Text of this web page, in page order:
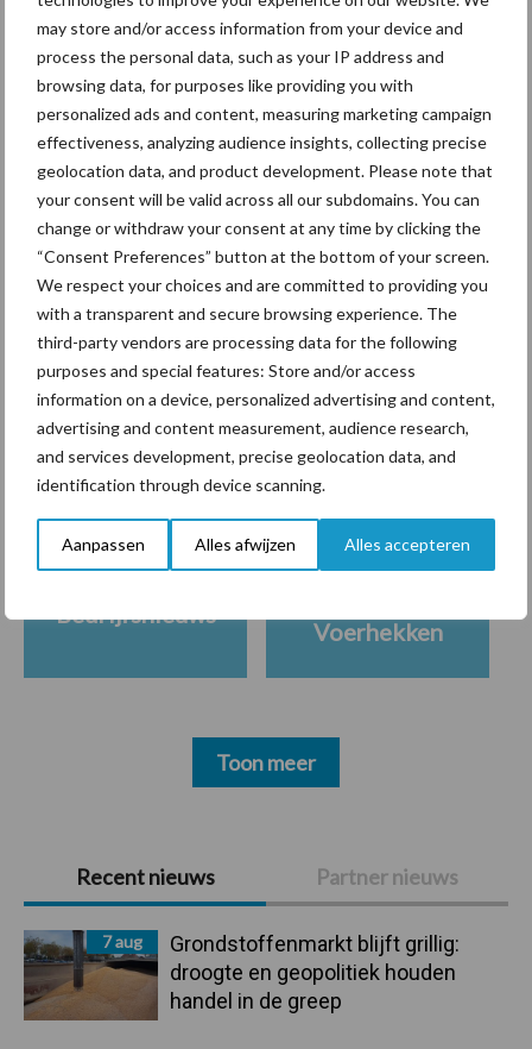
may store and/or access information from your device and
process the personal data, such as your IP address and
browsing data, for purposes like providing you with
personalized ads and content, measuring marketing campaign
effectiveness, analyzing audience insights, collecting precise
geolocation data, and product development. Please note that
your consent will be valid across all our subdomains. You can
change or withdraw your consent at any time by clicking the
“Consent Preferences” button at the bottom of your screen.
We respect your choices and are committed to providing you
with a transparent and secure browsing experience. The
third-party vendors are processing data for the following
purposes and special features: Store and/or access
information on a device, personalized advertising and content,
advertising and content measurement, audience research,
and services development, precise geolocation data, and
identification through device scanning.
Aanpassen Alles afwijzen Alles accepteren
Primaire
Sidebar
Recent nieuws Partner nieuws
7 aug
Grondstoffenmarkt blijft grillig:
droogte en geopolitiek houden
handel in de greep
De speenhuid: een vaak
onderschatte risicofactor
voor mastitis
ForFarmers ziet volume en
marktaandeel groeien in
krimpende Nederlandse
markt
Themapagina's
Diergezondheid Bemesting Fokkerij
Bedrijfsnieuws
Voerhekken
Toon meer